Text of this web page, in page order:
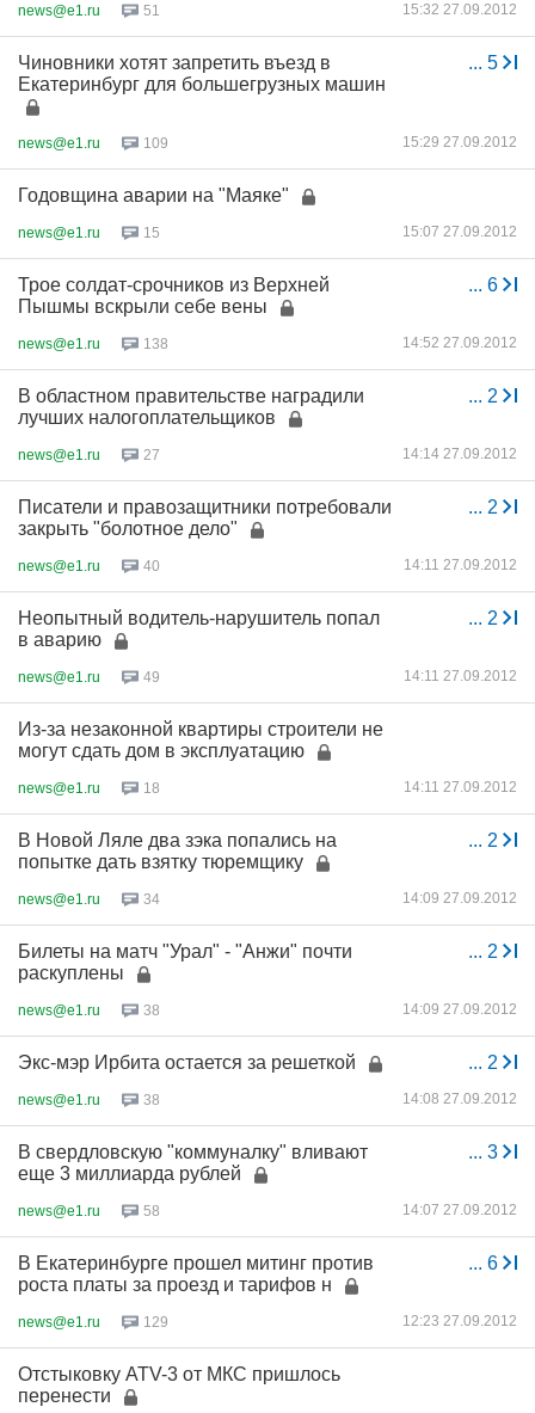
news@e1.ru 51 15:32 27.09.2012
... 5
Чиновники хотят запретить въезд в
Екатеринбург для большегрузных машин
news@e1.ru 109 15:29 27.09.2012
Годовщина аварии на "Маяке"
news@e1.ru 15 15:07 27.09.2012
... 6
Трое солдат-срочников из Верхней
Пышмы вскрыли себе вены
news@e1.ru 138 14:52 27.09.2012
... 2
В областном правительстве наградили
лучших налогоплательщиков
news@e1.ru 27 14:14 27.09.2012
... 2
Писатели и правозащитники потребовали
закрыть "болотное дело"
news@e1.ru 40 14:11 27.09.2012
... 2
Неопытный водитель-нарушитель попал
в аварию
news@e1.ru 49 14:11 27.09.2012
Из-за незаконной квартиры строители не
могут сдать дом в эксплуатацию
news@e1.ru 18 14:11 27.09.2012
... 2
В Новой Ляле два зэка попались на
попытке дать взятку тюремщику
news@e1.ru 34 14:09 27.09.2012
... 2
Билеты на матч "Урал" - "Анжи" почти
раскуплены
news@e1.ru 38 14:09 27.09.2012
... 2
Экс-мэр Ирбита остается за решеткой
news@e1.ru 38 14:08 27.09.2012
... 3
В свердловскую "коммуналку" вливают
еще 3 миллиарда рублей
news@e1.ru 58 14:07 27.09.2012
... 6
В Екатеринбурге прошел митинг против
роста платы за проезд и тарифов н
news@e1.ru 129 12:23 27.09.2012
Отстыковку ATV-3 от МКС пришлось
перенести